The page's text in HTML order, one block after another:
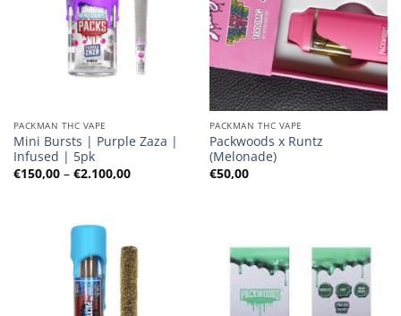
PACKMAN THC VAPE
Mini Bursts | Purple Zaza |
Infused | 5pk
€150,00 – €2.100,00Preisspanne:
€150,00
PACKMAN THC VAPE
Packwoods x Runtz
(Melonade)
€50,00